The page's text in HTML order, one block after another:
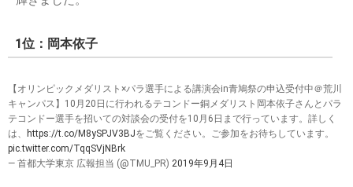
1位：岡本依子
【オリンピックメダリスト×パラ選手による講演会in青鳩祭の申込受付中＠荒川
キャンパス】10月20日に行われるテコンドー銅メダリスト岡本依子さんとパラ
テコンドー選手を招いての対談会の受付を10月6日まで行っています。詳しく
は、
https://t.co/M8ySPJV3BJをご覧ください。ご参加をお待ちしています。
pic.twitter.com/TqqSVjNBrk
— 首都大学東京 広報担当 (@TMU_PR) 2019年9月4日